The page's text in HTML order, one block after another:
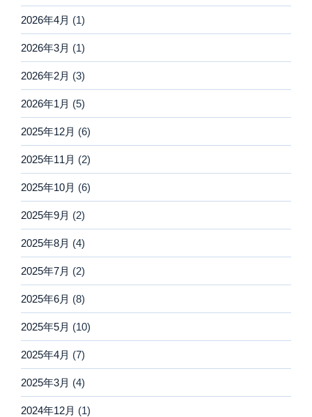
2026年4月 (1)
2026年3月 (1)
2026年2月 (3)
2026年1月 (5)
2025年12月 (6)
2025年11月 (2)
2025年10月 (6)
2025年9月 (2)
2025年8月 (4)
2025年7月 (2)
2025年6月 (8)
2025年5月 (10)
2025年4月 (7)
2025年3月 (4)
2024年12月 (1)